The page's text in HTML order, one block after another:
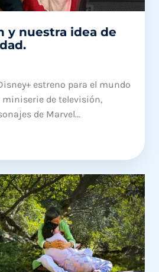
y nuestra idea de
estreno para el mundo
miniserie de televisión,
de Marvel...